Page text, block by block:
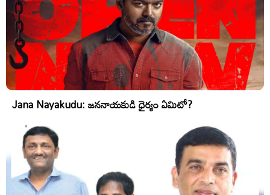
Jana Nayakudu: జననాయకుడి ధైర్యం ఏమిటో?